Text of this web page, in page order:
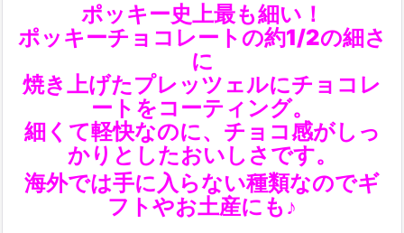
ポッキー史上最も細い！
ポッキーチョコレートの約1/2の細さ
に
焼き上げたプレッツェルにチョコレ
ートをコーティング。
細くて軽快なのに、チョコ感がしっ
かりとしたおいしさです。
海外では手に入らない種類なのでギ
フトやお土産にも♪